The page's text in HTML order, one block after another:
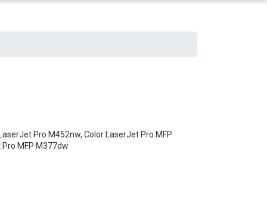
Pro M452nw, Color LaserJet Pro MFP
MFP M377dw